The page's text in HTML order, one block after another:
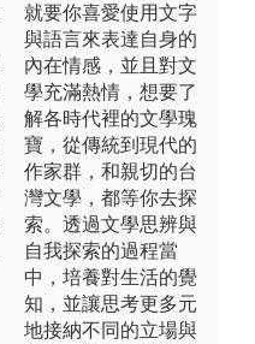
就要你喜愛使用文字
與語言來表達自身的
內在情感，並且對文
學充滿熱情，想要了
解各時代裡的文學瑰
寶，從傳統到現代的
作家群，和親切的台
灣文學，都等你去探
索。透過文學思辨與
自我探索的過程當
中，培養對生活的覺
知，並讓思考更多元
地接納不同的立場與